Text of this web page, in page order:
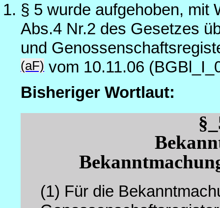
§ 5 wurde aufgehoben, mit
Abs.4 Nr.2 des Gesetzes
und
(aF) vom 10.11.06
Bisheriger Wortlaut:
(1) Für die